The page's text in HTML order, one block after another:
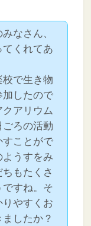
なさん、
くれてあ
で生き物
加したので
アリウム
ろの活動
すことがで
ようすをみ
もたくさ
すね。そ
やすくお
したか？